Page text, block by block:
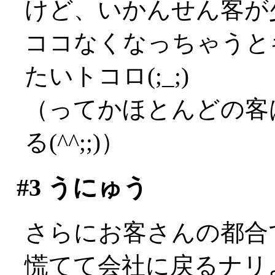
けど、いかんせん客
ココなくなっちゃう
たいトコロ(;_;)
（ってかほとんどの
る(^^;;)）
#3 うにゅう
さらにお客さんの都
慌てて会社に戻るナリ